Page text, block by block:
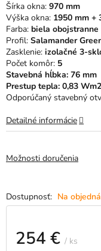
Na
Možnosti doručenia
254 € / ks
Šírka okna: 970 mm
Výška okna: 1950 mm +
Farba: biela obojstranne
Profil: Salamander
Zasklenie: izolačné 3-
Počet komôr: 5
Stavebná hĺbka: 76 mm
Prestup tepla: 0,83
Odporúčaný stavebný
Detailné informácie
hviezdičiek.